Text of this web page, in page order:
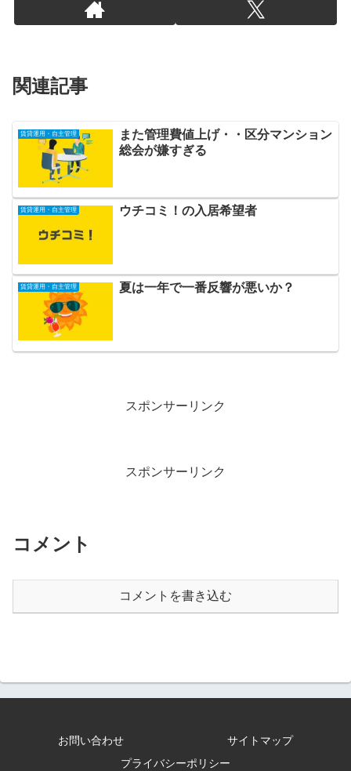
関連記事
賃貸運用・自主管理
また管理費値上げ・・区分マンション
総会が嫌すぎる
賃貸運用・自主管理 ウチコミ！の入居希望者
賃貸運用・自主管理 夏は一年で一番反響が悪いか？
スポンサーリンク
スポンサーリンク
コメント
コメントを書き込む
お問い合わせ
サイトマップ
プライバシーポリシー